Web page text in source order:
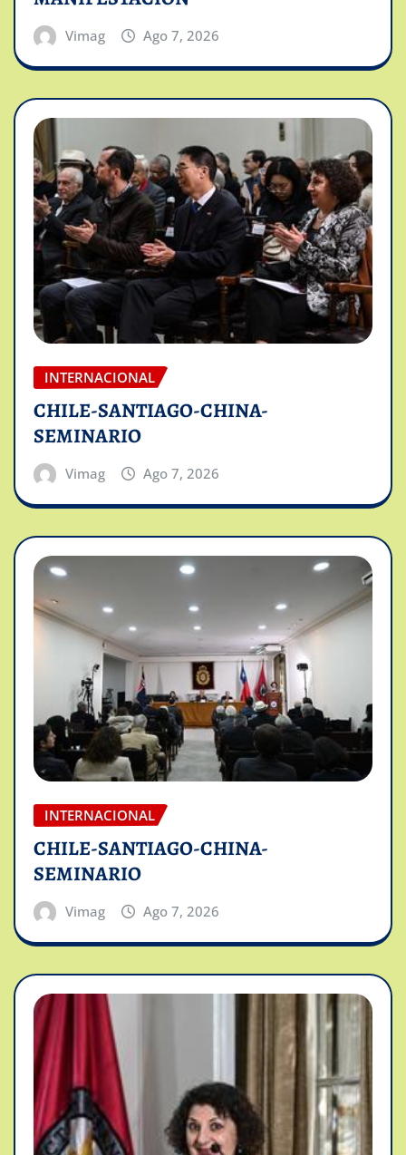
Vimag Ago 7, 2026
INTERNACIONAL
CHILE-SANTIAGO-CHINA-
SEMINARIO
Vimag Ago 7, 2026
INTERNACIONAL
CHILE-SANTIAGO-CHINA-
SEMINARIO
Vimag Ago 7, 2026